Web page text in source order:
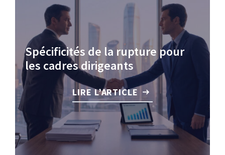
Spécificités de la rupture pour
les cadres dirigeants
LIRE L’ARTICLE